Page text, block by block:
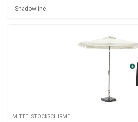
Shadowline
MITTELSTOCKSCHIRME